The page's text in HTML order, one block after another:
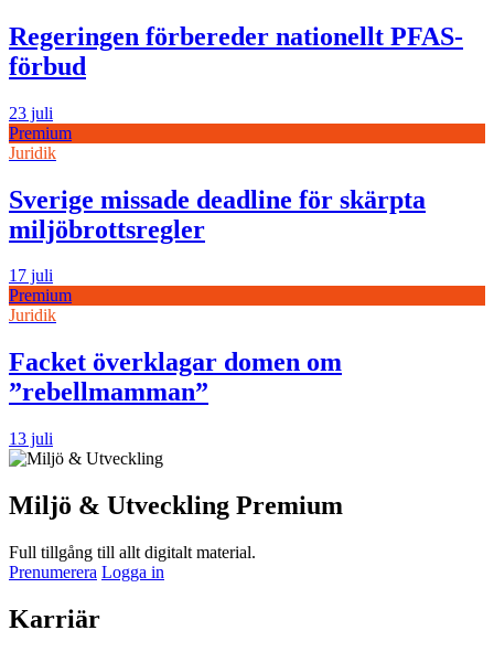
Regeringen förbereder nationellt PFAS-
förbud
23 juli
Premium
Juridik
Sverige missade deadline för skärpta
miljöbrottsregler
17 juli
Premium
Juridik
Facket överklagar domen om
”rebellmamman”
13 juli
Miljö & Utveckling Premium
Full tillgång till allt digitalt material.
Prenumerera Logga in
Karriär